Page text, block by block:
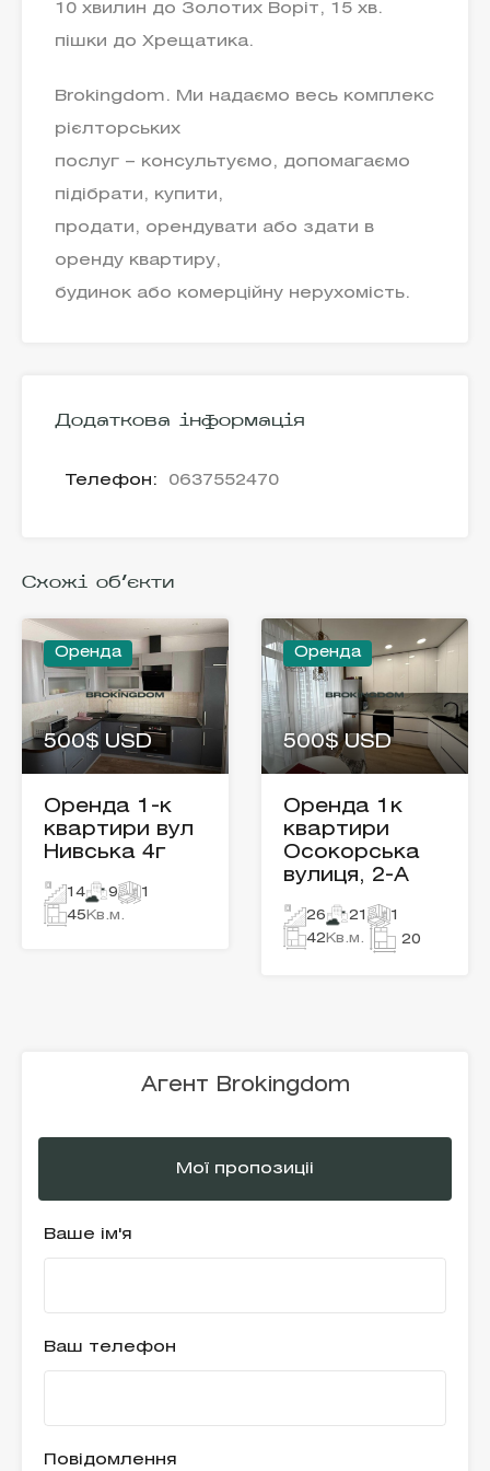
10 хвилин до Золотих Воріт, 15 хв.
пішки до Хрещатика.
Brokingdom. Ми надаємо весь комплекс
рієлторських
послуг – консультуємо, допомагаємо
підібрати, купити,
продати, орендувати або здати в
оренду квартиру,
будинок або комерційну нерухомість.
Додаткова інформація
Телефон: 0637552470
Схожі об'єкти
Оренда
500$ USD
Оренда 1-к
квартири вул
Нивська 4г
14 9
1
45 Кв.м.
Оренда
500$ USD
Оренда 1к
квартири
Осокорська
вулиця, 2-А
26 21
1
42 Кв.м. 20
Агент Brokingdom
Мої пропозиціі
Ваше ім'я
Ваш телефон
Повідомлення